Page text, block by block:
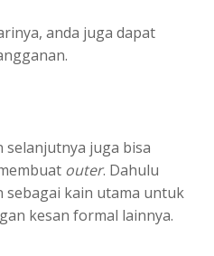
anda juga dapat
selanjutnya juga bisa
outer. Dahulu
sebagai kain utama untuk
kesan formal lainnya.